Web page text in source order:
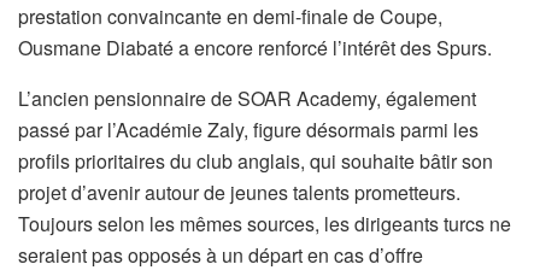
prestation convaincante en demi-finale de Coupe,
Ousmane Diabaté a encore renforcé l’intérêt des Spurs.
L’ancien pensionnaire de SOAR Academy, également
passé par l’Académie Zaly, figure désormais parmi les
profils prioritaires du club anglais, qui souhaite bâtir son
projet d’avenir autour de jeunes talents prometteurs.
Toujours selon les mêmes sources, les dirigeants turcs ne
seraient pas opposés à un départ en cas d’offre